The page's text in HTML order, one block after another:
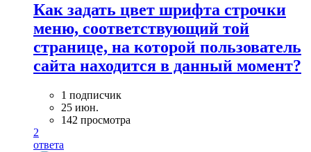
Как задать цвет шрифта строчки
меню, соответствующий той
странице, на которой пользователь
сайта находится в данный момент?
1 подписчик
25 июн.
142 просмотра
2
ответа